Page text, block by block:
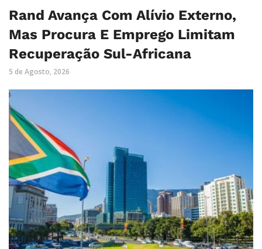
Rand Avança Com Alívio Externo,
Mas Procura E Emprego Limitam
Recuperação Sul-Africana
5 de Agosto, 2026